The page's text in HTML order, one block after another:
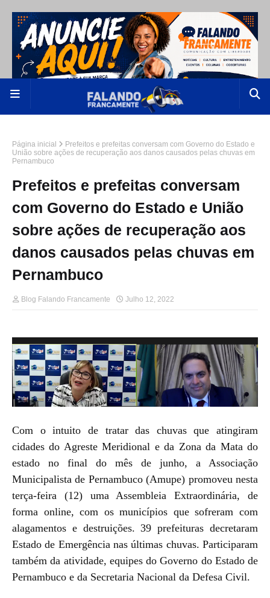
Página inicial
Prefeitos e prefeitas conversam com Governo do Estado e
União sobre ações de recuperação aos danos causados pelas chuvas em
Pernambuco
Prefeitos e prefeitas conversam
com Governo do Estado e União
sobre ações de recuperação aos
danos causados pelas chuvas em
Pernambuco
Blog Falando Francamente Julho 12, 2022
Com o intuito de tratar das chuvas que atingiram
cidades do Agreste Meridional e da Zona da Mata do
estado no final do mês de junho, a Associação
Municipalista de Pernambuco (Amupe) promoveu nesta
terça-feira (12) uma Assembleia Extraordinária, de
forma online, com os municípios que sofreram com
alagamentos e destruições. 39 prefeituras decretaram
Estado de Emergência nas últimas chuvas. Participaram
também da atividade, equipes do Governo do Estado de
Pernambuco e da Secretaria Nacional da Defesa Civil.